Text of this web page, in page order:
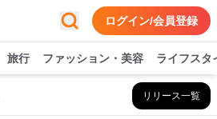
ログイン/会員登録
旅行 ファッション・美容 ライフスタ
リリース一覧